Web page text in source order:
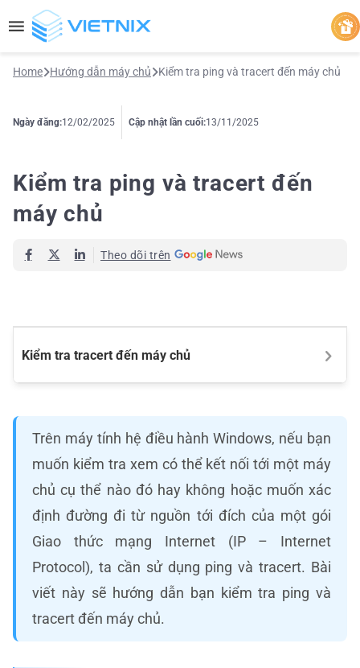
Home Hướng dẫn máy chủ Kiểm tra ping và tracert đến máy chủ
Kiểm tra ping và tracert đến
máy chủ
Ngày đăng:12/02/2025 Cập nhật lần cuối:13/11/2025
Theo dõi trên
Kiểm tra tracert đến máy chủ
Trên máy tính hệ điều hành Windows, nếu bạn
muốn kiểm tra xem có thể kết nối tới một máy
chủ cụ thể nào đó hay không hoặc muốn xác
định đường đi từ nguồn tới đích của một gói
Giao thức mạng Internet (IP – Internet
Protocol), ta cần sử dụng ping và tracert. Bài
viết này sẽ hướng dẫn bạn kiểm tra ping và
tracert đến máy chủ.